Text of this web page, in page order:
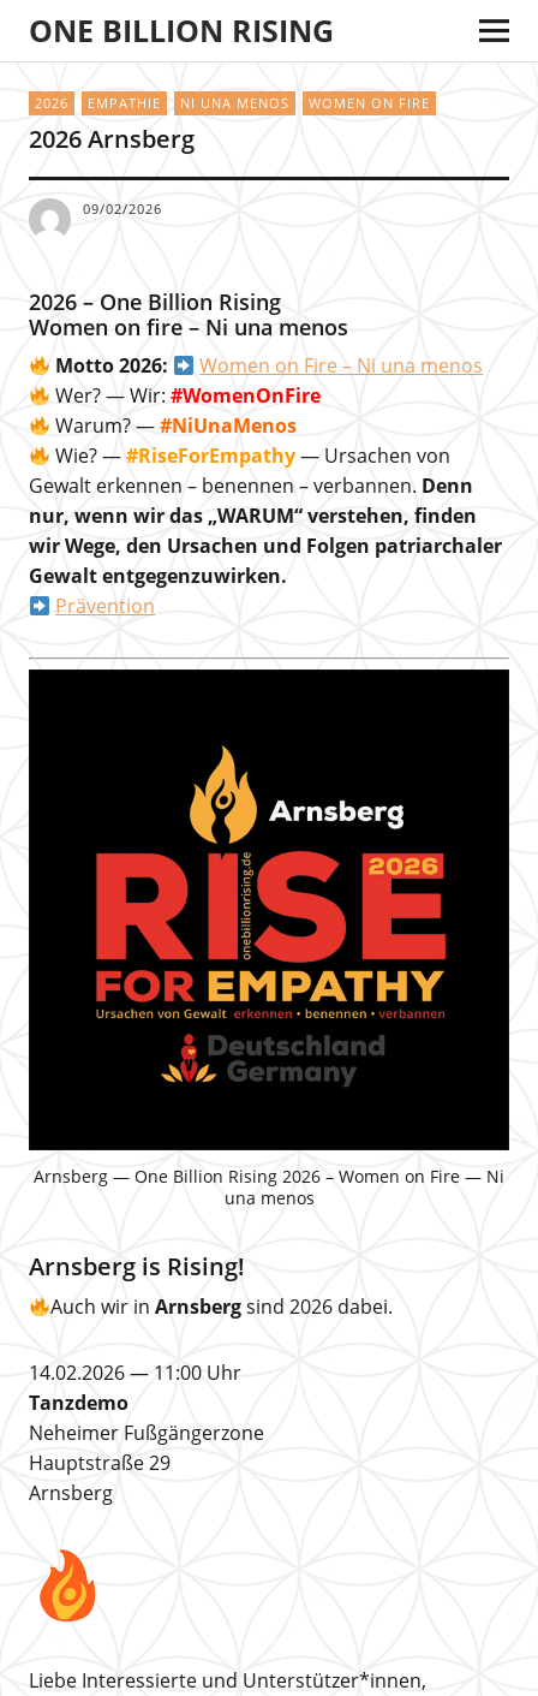
ONE BILLION RISING
2026 EMPATHIE NI UNA MENOS WOMEN ON FIRE
2026 Arnsberg
09/02/2026
2026 – One Billion Rising
Women on fire – Ni una menos
Motto 2026:
Women on Fire – Ni una menos
Wer? — Wir:#WomenOnFire
Warum? —#NiUnaMenos
Wie? —#RiseForEmpathy— Ursachen von
Gewalt erkennen – benennen – verbannen. Denn
nur, wenn wir das „WARUM“ verstehen, finden
wir Wege, den Ursachen und Folgen patriarchaler
Gewalt entgegenzuwirken.
Prävention
Arnsberg — One Billion Rising 2026 – Women on Fire — Ni
una menos
Arnsberg is Rising!
Auch wir inArnsbergsind 2026 dabei.
14.02.2026 — 11:00 Uhr
Tanzdemo
Neheimer Fußgängerzone
Hauptstraße 29
Arnsberg
Liebe Interessierte und Unterstützer*innen,